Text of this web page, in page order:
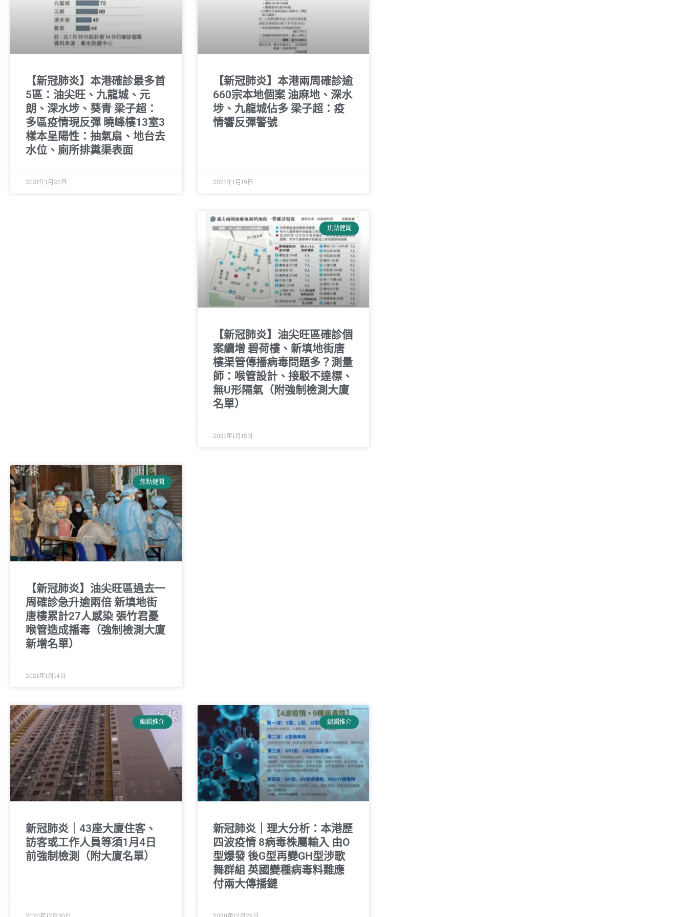
【新冠肺炎】本港確診最多首
5區：油尖旺、九龍城、元
朗、深水埗、葵青 梁子超：
多區疫情現反彈 曉峰樓13室3
樣本呈陽性：抽氣扇、地台去
水位、廁所排糞渠表面
2021年1月20日
【新冠肺炎】本港兩周確診逾
660宗本地個案 油麻地、深水
埗、九龍城佔多 梁子超：疫
情響反彈警號
2021年1月19日
焦點健聞
【新冠肺炎】油尖旺區確診個
案續增 碧荷樓、新填地街唐
樓渠管傳播病毒問題多？測量
師：喉管設計、接駁不達標、
無U形隔氣（附強制檢測大廈
名單）
2021年1月15日
焦點健聞
【新冠肺炎】油尖旺區過去一
周確診急升逾兩倍 新填地街
唐樓累計27人感染 張竹君憂
喉管造成播毒（強制檢測大廈
新增名單）
2021年1月14日
編輯推介
新冠肺炎｜43座大廈住客、
訪客或工作人員等須1月4日
前強制檢測（附大廈名單）
2020年12月30日
編輯推介
新冠肺炎｜理大分析：本港歷
四波疫情 8病毒株屬輸入 由O
型爆發 後G型再變GH型涉歌
舞群組 英國變種病毒料難應
付兩大傳播鏈
2020年12月29日